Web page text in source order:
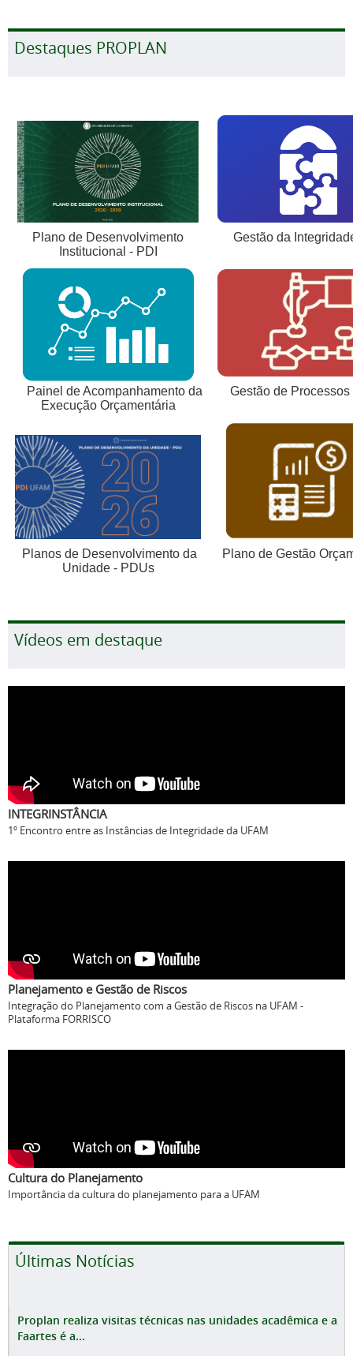
Destaques PROPLAN
Plano de Desenvolvimento
Institucional - PDI
Gestão da
Painel de Acompanhamento da
Execução Orçamentária
Gestão de Processos
Planos de Desenvolvimento da
Unidade - PDUs
Plano de Gestão
Vídeos em destaque
INTEGRINSTÂNCIA
1º Encontro entre as Instâncias de Integridade da UFAM
Planejamento e Gestão de Riscos
Integração do Planejamento com a Gestão de Riscos na UFAM -
Plataforma FORRISCO
Cultura do Planejamento
Importância da cultura do planejamento para a UFAM
Últimas Notícias
Proplan realiza visitas técnicas nas unidades acadêmica e a
Faartes é a...